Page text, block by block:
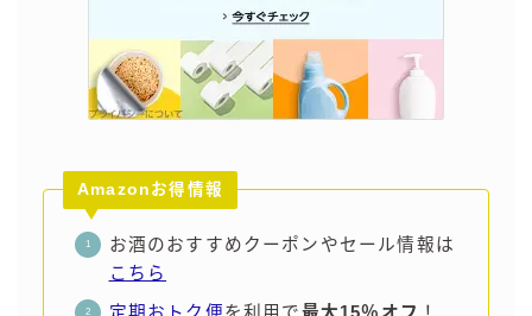
キレートレモンサワー
愛のスコールホワイトサワー
WATER SOUR(ウォーターサワ)
焼酎ハイボール
タカラCANチューハイ
宝焼酎のお茶割りシリーズ
寶「丸おろし」
Amazonお得情報
お酒のおすすめクーポンやセール情報は
こちら